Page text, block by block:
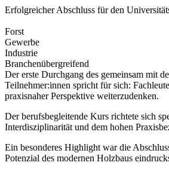
Erfolgreicher Abschluss für den
Forst
Gewerbe
Industrie
Branchenübergreifend
Der erste Durchgang des gemeinsam mit
Teilnehmer:innen spricht für sich:
praxisnaher Perspektive weiterzudenken.
Der berufsbegleitende Kurs richtete sich
Interdisziplinarität und dem hohen
Ein besonderes Highlight war die
Potenzial des modernen Holzbaus